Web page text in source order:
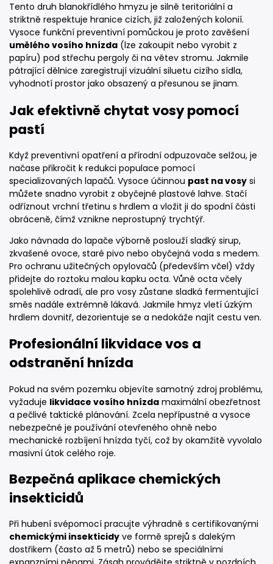
Tento druh blanokřídlého hmyzu je silně teritoriální a
striktně respektuje hranice cizích, již založených kolonií.
Vysoce funkční preventivní pomůckou je proto zavěšení
umělého vosího hnízda (lze zakoupit nebo vyrobit z
papíru) pod střechu pergoly či na větev stromu. Jakmile
pátrající dělnice zaregistrují vizuální siluetu cizího sídla,
vyhodnotí prostor jako obsazený a přesunou se jinam.
Jak efektivně chytat vosy pomocí
pastí
Když preventivní opatření a přírodní odpuzovače selžou, je
načase přikročit k redukci populace pomocí
specializovaných lapačů. Vysoce účinnou past na vosy si
můžete snadno vyrobit z obyčejné plastové lahve. Stačí
odříznout vrchní třetinu s hrdlem a vložit ji do spodní části
obráceně, čímž vznikne neprostupný trychtýř.
Jako návnada do lapače výborně poslouží sladký sirup,
zkvašené ovoce, staré pivo nebo obyčejná voda s medem.
Pro ochranu užitečných opylovačů (především včel) vždy
přidejte do roztoku malou kapku octa. Vůně octa včely
spolehlivě odradí, ale pro vosy zůstane sladká fermentující
směs nadále extrémně lákavá. Jakmile hmyz vletí úzkým
hrdlem dovnitř, dezorientuje se a nedokáže najít cestu ven.
Profesionální likvidace vos a
odstranění hnízda
Pokud na svém pozemku objevíte samotný zdroj problému,
vyžaduje likvidace vosího hnízda maximální obezřetnost
a pečlivé taktické plánování. Zcela nepřípustné a vysoce
nebezpečné je používání otevřeného ohně nebo
mechanické rozbíjení hnízda tyčí, což by okamžitě vyvolalo
masivní útok celého roje.
Bezpečná aplikace chemických
insekticidů
Při hubení svépomocí pracujte výhradně s certifikovanými
chemickými insekticidy ve formě sprejů s dalekým
dostřikem (často až 5 metrů) nebo se speciálními